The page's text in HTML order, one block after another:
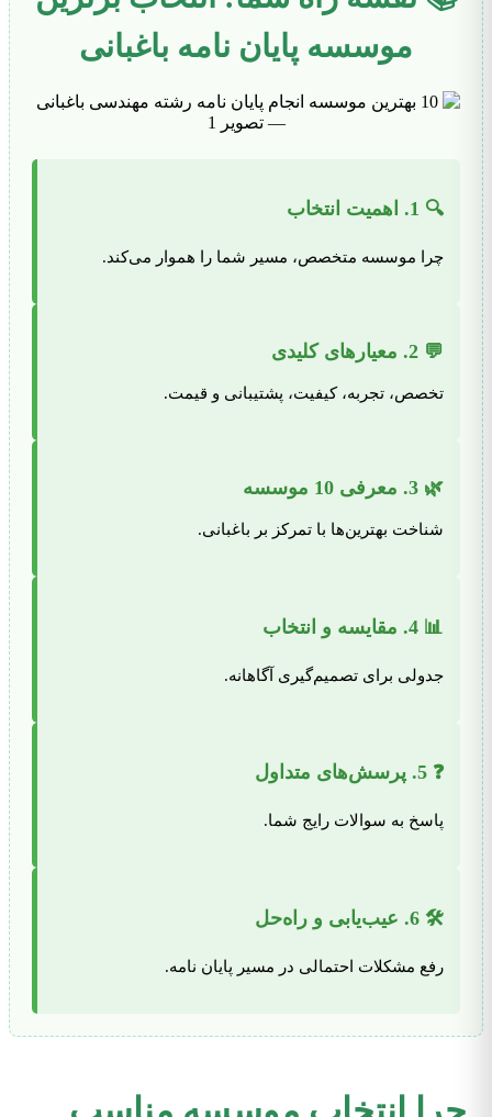
موسسه پایان نامه باغبانی
🔍 1. اهمیت انتخاب
چرا موسسه متخصص، مسیر شما را هموار می‌کند.
💬 2. معیارهای کلیدی
تخصص، تجربه، کیفیت، پشتیبانی و قیمت.
🌿 3. معرفی 10 موسسه
شناخت بهترین‌ها با تمرکز بر باغبانی.
📊 4. مقایسه و انتخاب
جدولی برای تصمیم‌گیری آگاهانه.
❓ 5. پرسش‌های متداول
پاسخ به سوالات رایج شما.
🛠️ 6. عیب‌یابی و راه‌حل
رفع مشکلات احتمالی در مسیر پایان نامه.